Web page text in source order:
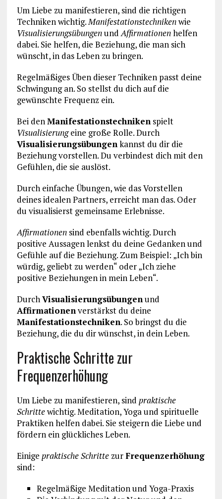
Um Liebe zu manifestieren, sind die richtigen
Techniken wichtig.Manifestationstechnikenwie
VisualisierungsübungenundAffirmationenhelfen
dabei. Sie helfen, die Beziehung, die man sich
wünscht, in das Leben zu bringen.
Regelmäßiges Üben dieser Techniken passt deine
Schwingung an. So stellst du dich auf die
gewünschte Frequenz ein.
Bei denManifestationstechnikenspielt
Visualisierungeine große Rolle. Durch
Visualisierungsübungenkannst du dir die
Beziehung vorstellen. Du verbindest dich mit den
Gefühlen, die sie auslöst.
Durch einfache Übungen, wie das Vorstellen
deines idealen Partners, erreicht man das. Oder
du visualisierst gemeinsame Erlebnisse.
Affirmationensind ebenfalls wichtig. Durch
positive Aussagen lenkst du deine Gedanken und
Gefühle auf die Beziehung. Zum Beispiel: „Ich bin
würdig, geliebt zu werden“ oder „Ich ziehe
positive Beziehungen in mein Leben“.
DurchVisualisierungsübungenund
Affirmationenverstärkst du deine
Manifestationstechniken. So bringst du die
Beziehung, die du dir wünschst, in dein Leben.
Praktische Schritte zur
Frequenzerhöhung
Um Liebe zu manifestieren, sind praktische
Schrittewichtig. Meditation, Yoga und spirituelle
Praktiken helfen dabei. Sie steigern die Liebe und
fördern ein glückliches Leben.
Einige praktische SchrittezurFrequenzerhöhung
sind:
Regelmäßige Meditation und Yoga-Praxis